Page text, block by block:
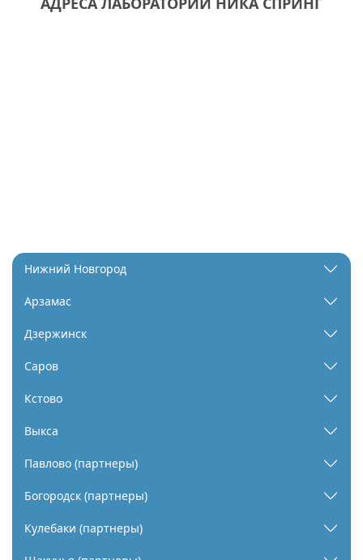
Нижний Новгород
Арзамас
Дзержинск
Саров
Кстово
Выкса
Павлово (партнеры)
Богородск (партнеры)
Кулебаки (партнеры)